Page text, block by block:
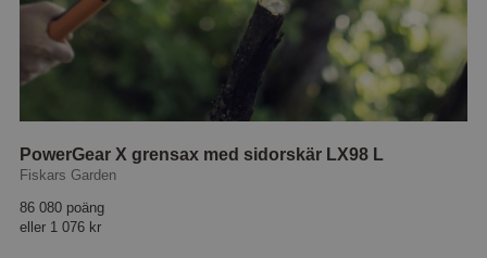
PowerGear X grensax med sidorskär LX98 L
Fiskars Garden
86 080 poäng
eller 1 076 kr